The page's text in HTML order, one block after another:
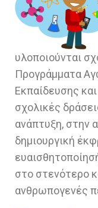
υλοποιούνται
Προγράμματα
Εκπαίδευσης
σχολικές
ανάπτυξη, στην
δημιουργική
στο στενότερο
ανθρωπογενές